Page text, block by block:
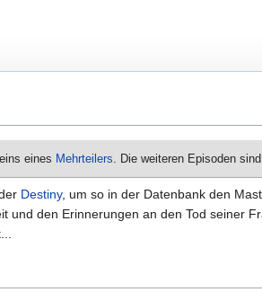
eines Mehrteilers. Die weiteren Episoden sind
Destiny, um so in der Datenbank den
und den Erinnerungen an den Tod seiner